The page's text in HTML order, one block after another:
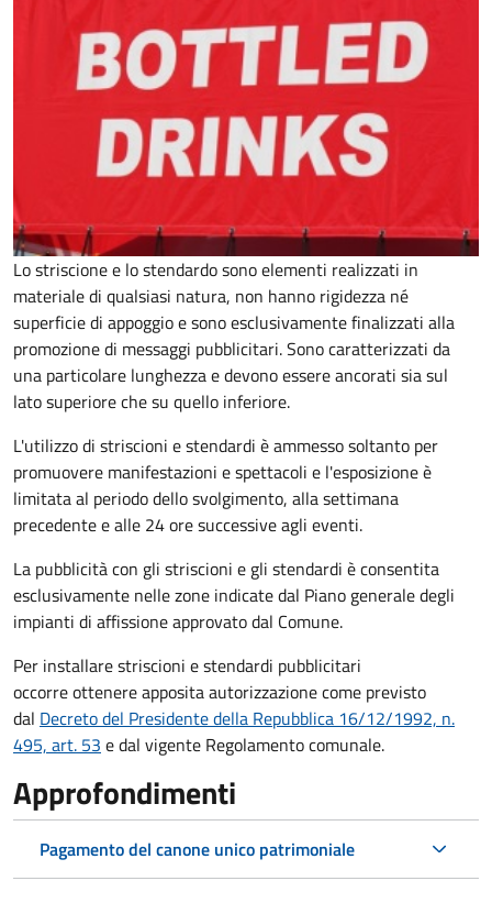
Lo striscione e lo stendardo sono elementi realizzati in
materiale di qualsiasi natura, non hanno rigidezza né
superficie di appoggio e sono esclusivamente finalizzati alla
promozione di messaggi pubblicitari. Sono caratterizzati da
una particolare lunghezza e devono essere ancorati sia sul
lato superiore che su quello inferiore.
L'utilizzo di striscioni e stendardi è ammesso soltanto per
promuovere manifestazioni e spettacoli e l'esposizione è
limitata al periodo dello svolgimento, alla settimana
precedente e alle 24 ore successive agli eventi.
La pubblicità con gli striscioni e gli stendardi è consentita
esclusivamente nelle zone indicate dal Piano generale degli
impianti di affissione approvato dal Comune.
Per installare striscioni e stendardi pubblicitari
occorre ottenere apposita autorizzazione come previsto
dal Decreto del Presidente della Repubblica 16/12/1992, n.
495, art. 53 e dal vigente Regolamento comunale.
Approfondimenti
Pagamento del canone unico patrimoniale